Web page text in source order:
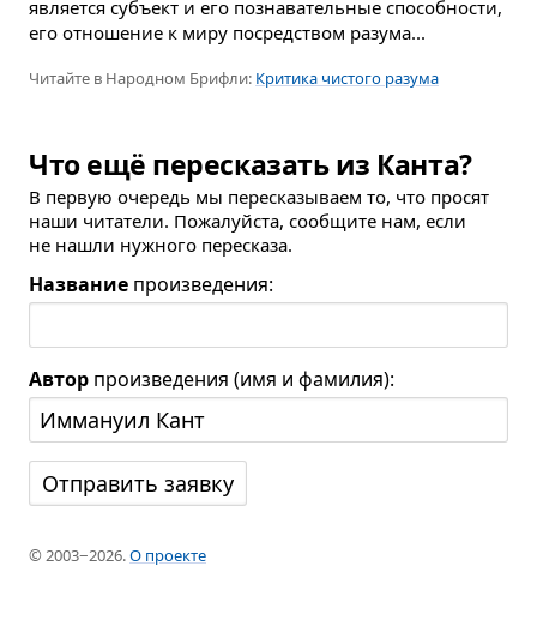
является субъект и его познавательные способности,
его отношение к миру посредством разума...
Читайте в Народном Брифли: Критика чистого разума
Что ещё пересказать из Канта?
В первую очередь мы пересказываем то, что просят
наши читатели. Пожалуйста, сообщите нам, если
не нашли нужного пересказа.
Название произведения:
Автор произведения (имя и фамилия):
© 2003−2026.О проекте